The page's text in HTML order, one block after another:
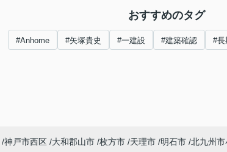
おすすめのタグ
#Anhome #矢塚貴史 #一建設 #建築確認 #長
神戸市西区 大和郡山市 枚方市 天理市 明石市 北九州